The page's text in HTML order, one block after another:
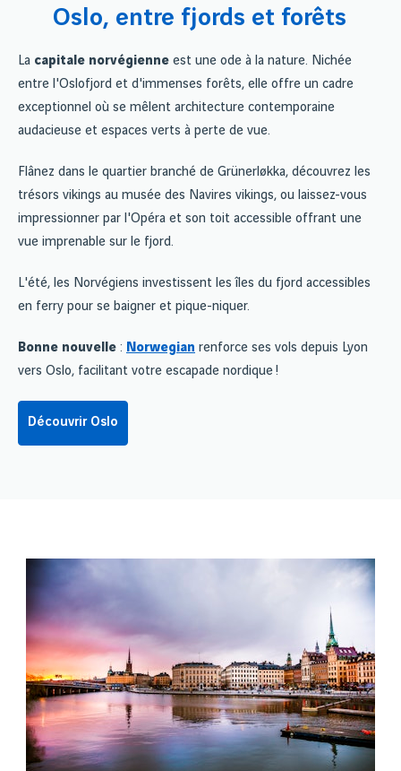
Oslo, entre fjords et forêts
La capitale norvégienne est une ode à la nature. Nichée
entre l'Oslofjord et d'immenses forêts, elle offre un cadre
exceptionnel où se mêlent architecture contemporaine
audacieuse et espaces verts à perte de vue.
Flânez dans le quartier branché de Grünerløkka, découvrez les
trésors vikings au musée des Navires vikings, ou laissez-vous
impressionner par l'Opéra et son toit accessible offrant une
vue imprenable sur le fjord.
L'été, les Norvégiens investissent les îles du fjord accessibles
en ferry pour se baigner et pique-niquer.
Bonne nouvelle : Norwegian renforce ses vols depuis Lyon
vers Oslo, facilitant votre escapade nordique !
Découvrir Oslo